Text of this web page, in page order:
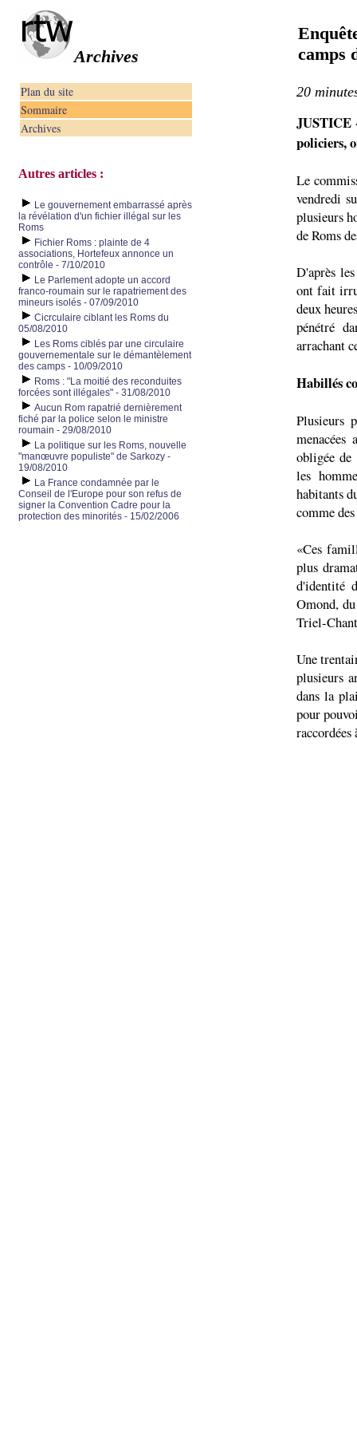
Archives
Plan du site
Sommaire
Archives
Autres articles :
Le gouvernement embarrassé après
la révélation d'un fichier illégal sur les
Roms
Fichier Roms : plainte de 4
associations, Hortefeux annonce un
contrôle - 7/10/2010
Le Parlement adopte un accord
franco-roumain sur le rapatriement des
mineurs isolés - 07/09/2010
Cicrculaire ciblant les Roms du
05/08/2010
Les Roms ciblés par une circulaire
gouvernementale sur le démantèlement
des camps - 10/09/2010
Roms : "La moitié des reconduites
forcées sont illégales" - 31/08/2010
Aucun Rom rapatrié dernièrement
fiché par la police selon le ministre
roumain - 29/08/2010
La politique sur les Roms, nouvelle
"manœuvre populiste" de Sarkozy -
19/08/2010
La France condamnée par le
Conseil de l'Europe pour son refus de
signer la Convention Cadre pour la
protection des minorités - 15/02/2006
camps
20
JUSTICE
policiers,
Le
vendredi
plusieurs
de Roms
D'après
ont fait
deux
pénétré
arrachant
Habillés
Plusieurs
obligée de
les
habitants
comme
«Ces
plus
d'identité
Omond,
Triel-
Une
plusieurs
dans la
pour
raccordées